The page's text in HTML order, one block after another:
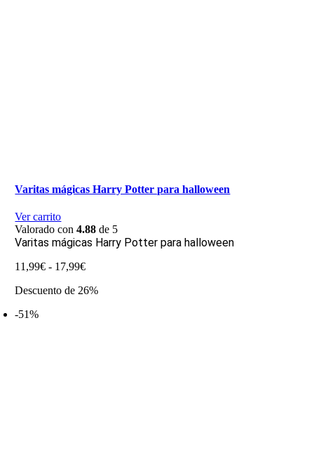
Varitas mágicas Harry Potter para halloween
Ver carrito
Valorado con4.88 de 5
Varitas mágicas Harry Potter para halloween
11,99€ - 17,99€Rango
precios:
Descuento de 26%
-51%